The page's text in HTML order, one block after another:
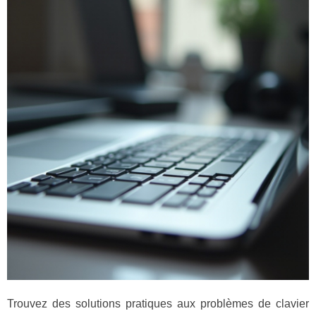
Trouvez des solutions pratiques aux problèmes de clavier